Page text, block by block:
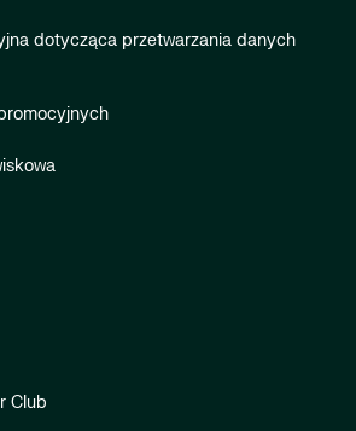
dotycząca przetwarzania danych
Club